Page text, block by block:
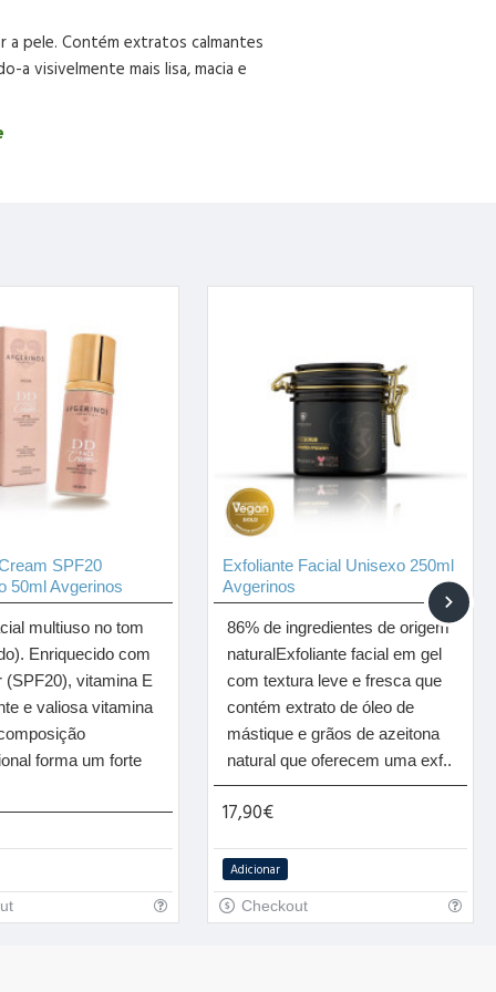
a pele. Contém extratos calmantes
a visivelmente mais lisa, macia e
SPF20
50ml Avgerinos
multiuso no tom
Enriquecido com
(SPF20), vitamina E
e valiosa vitamina
forma um forte
Exfoliante Facial Unisexo 250ml
Avgerinos
86% de ingredientes de origem
naturalExfoliante facial em gel
com textura leve e fresca que
contém extrato de óleo de
mástique e grãos de azeitona
natural que oferecem uma exf..
17,90€
Adicionar
Checkout